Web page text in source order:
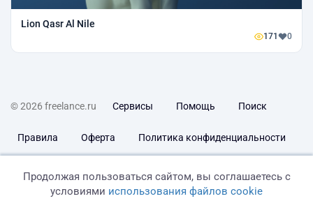
Lion Qasr Al Nile
171 0
© 2026 freelance.ru Сервисы Помощь Поиск
Правила Оферта Политика конфиденциальности
Продолжая пользоваться сайтом, вы соглашаетесь с
условиями использования файлов cookie